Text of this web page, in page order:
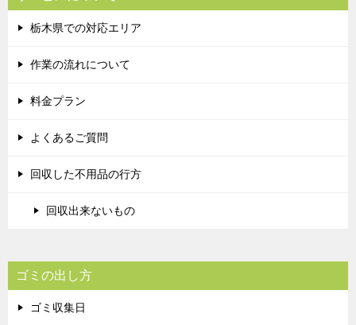
栃木県での対応エリア
作業の流れについて
料金プラン
よくあるご質問
回収した不用品の行方
回収出来ないもの
ゴミの出し方
ゴミ収集日